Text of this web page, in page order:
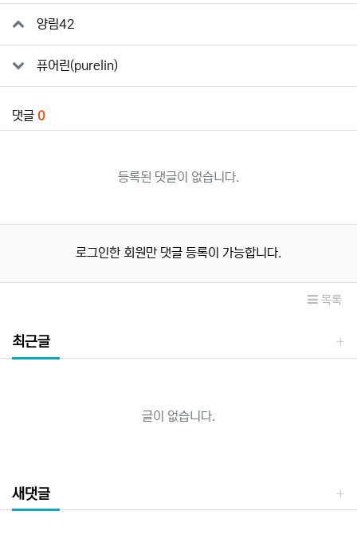
관련자료
양림42
퓨어린(purelin)
댓글 0
등록된 댓글이 없습니다.
로그인한 회원만 댓글 등록이 가능합니다.
목록
최근글
글이 없습니다.
새댓글